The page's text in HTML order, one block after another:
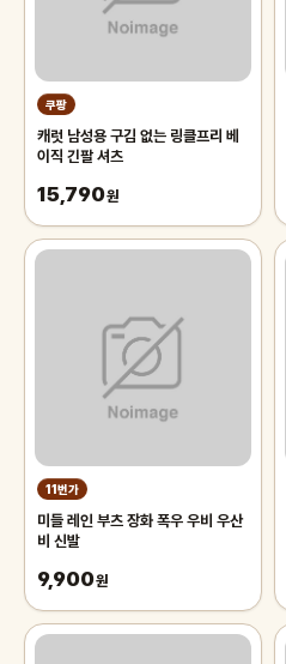
쿠팡
캐럿 남성용 구김 없는 링클프리 베
이직 긴팔 셔츠
15,790원
11번가
미들 레인 부츠 장화 폭우 우비 우산
비 신발
9,900원